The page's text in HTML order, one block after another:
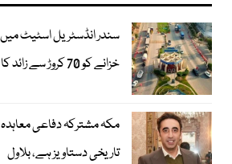
سندر انڈسٹریل اسٹیٹ
خزانے کو 70 کروڑ سے زائد کا نقصان
مکہ مشترکہ دفاعی
تاریخی دستاویز ہے، بلاول